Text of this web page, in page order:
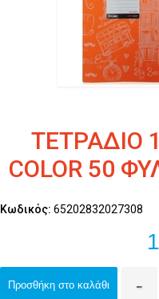
ΤΕΤΡΑΔΙΟ
COLOR 50
Κωδικός: 65202832027308
Προσθήκη στο καλάθι -